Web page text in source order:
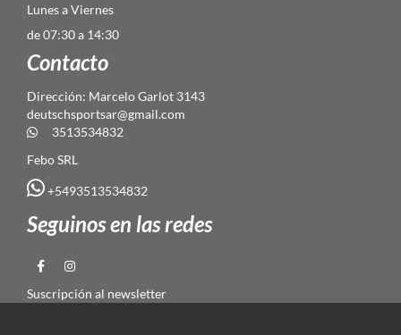
Lunes a Viernes
de 07:30 a 14:30
Contacto
Dirección: Marcelo Garlot 3143
deutschsportsar@gmail.com
3513534832
Febo SRL
+5493513534832
Seguinos en las redes
Suscripción al newsletter